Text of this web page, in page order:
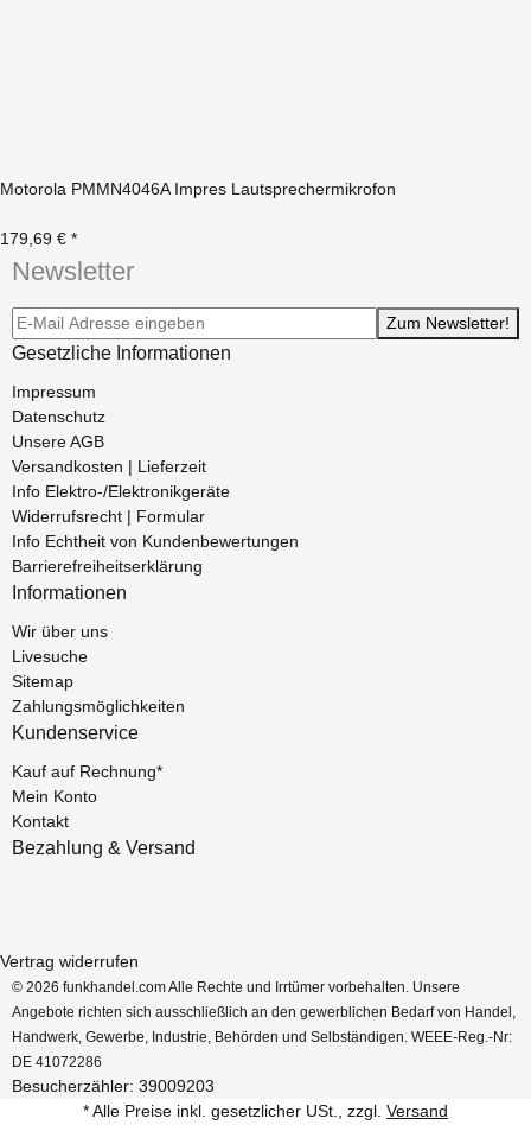
Motorola PMMN4046A Impres Lautsprechermikrofon
179,69 € *
Newsletter
Newsletter-Registrierung Zum Newsletter!
Gesetzliche Informationen
Impressum
Datenschutz
Unsere AGB
Versandkosten | Lieferzeit
Info Elektro-/Elektronikgeräte
Widerrufsrecht | Formular
Info Echtheit von Kundenbewertungen
Barrierefreiheitserklärung
Informationen
Wir über uns
Livesuche
Sitemap
Zahlungsmöglichkeiten
Kundenservice
Kauf auf Rechnung*
Mein Konto
Kontakt
Bezahlung & Versand
Vertrag widerrufen
© 2026 funkhandel.com Alle Rechte und Irrtümer vorbehalten. Unsere
Angebote richten sich ausschließlich an den gewerblichen Bedarf von Handel,
Handwerk, Gewerbe, Industrie, Behörden und Selbständigen. WEEE-Reg.-Nr:
DE 41072286
Besucherzähler: 39009203
* Alle Preise inkl. gesetzlicher USt., zzgl. Versand